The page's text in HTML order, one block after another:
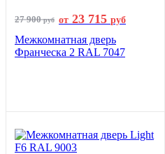
27 900руб от 23 715 руб
Межкомнатная дверь
Франческа 2 RAL 7047